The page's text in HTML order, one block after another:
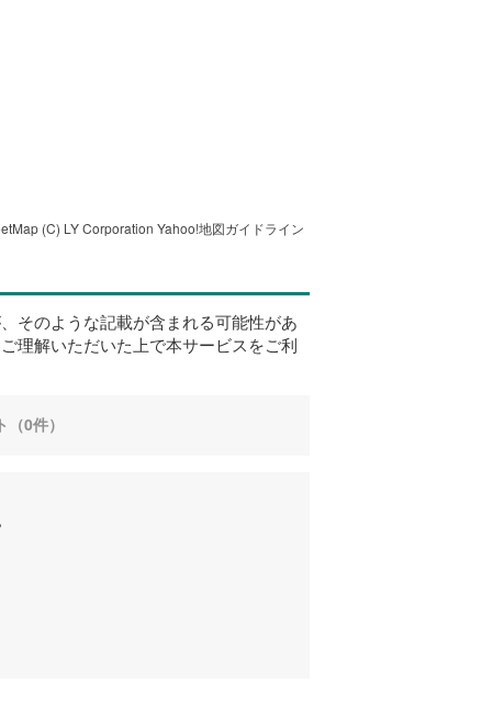
(C) LY Corporation Yahoo!地図ガイドライン
そのような記載が含まれる可能性があ
理解いただいた上で本サービスをご利
（0件）